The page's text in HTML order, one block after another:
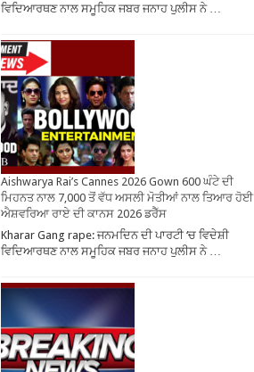
ਵਿਦਿਆਰਥਣ ਨਾਲ ਸਮੂਹਿਕ ਜਬਰ ਜਨਾਹ ਪੁਲੀਸ ਨੇ …
Aishwarya Rai’s Cannes 2026 Gown 600 ਘੰਟੇ ਦੀ
ਮਿਹਨਤ ਨਾਲ 7,000 ਤੋਂ ਵੱਧ ਅਸਲੀ ਮੋਤੀਆਂ ਨਾਲ ਤਿਆਰ ਹੋਈ
ਐਸ਼ਵਰਿਆ ਰਾਏ ਦੀ ਕਾਨਸ 2026 ਡਰੈੱਸ
Kharar Gang rape: ਜਨਮਦਿਨ ਦੀ ਪਾਰਟੀ ‘ਚ ਵਿਦੇਸ਼ੀ
ਵਿਦਿਆਰਥਣ ਨਾਲ ਸਮੂਹਿਕ ਜਬਰ ਜਨਾਹ ਪੁਲੀਸ ਨੇ …